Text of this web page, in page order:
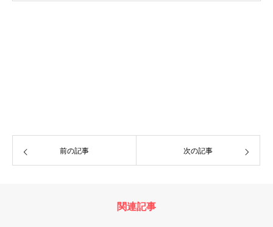
前の記事 次の記事
関連記事